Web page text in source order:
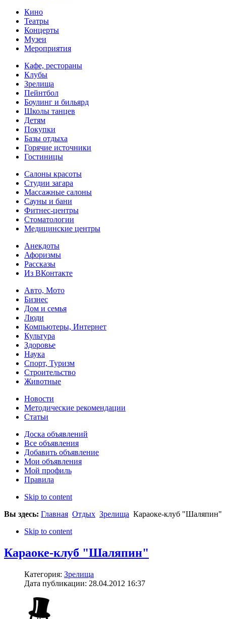
Кино
Театры
Концерты
Музеи
Мероприятия
Кафе, рестораны
Клубы
Зрелища
Пейнтбол
Боулинг и бильярд
Школы танцев
Детям
Покупки
Базы отдыха
Горячие источники
Гостиницы
Салоны красоты
Студии загара
Массажные салоны
Сауны и бани
Фитнес-центры
Стоматологии
Медицинские центры
Анекдоты
Афоризмы
Рассказы
Из ВКонтакте
Авто, Мото
Бизнес
Дом и семья
Люди
Компьютеры, Интернет
Культура
Здоровье
Наука
Спорт, Туризм
Строительство
Животные
Новости
Методические рекомендации
Статьи
Доска объявлений
Все объявления
Добавить объявление
Мои объявления
Мой профиль
Правила
Skip to content
Вы здесь: Главная Отдых Зрелища Караоке-клуб "Шаляпин"
Skip to content
Караоке-клуб "Шаляпин"
Категория: Зрелища
Дата публикации: 28.04.2012 16:37